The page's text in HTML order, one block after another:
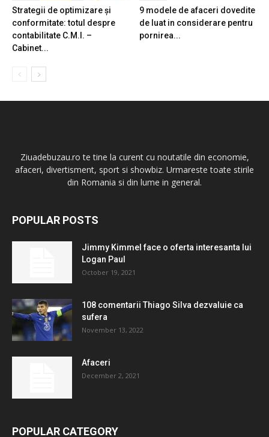
Strategii de optimizare și
conformitate: totul despre
contabilitate C.M.I. –
Cabinet...
9 modele de afaceri dovedite
de luat in considerare pentru
pornirea...
Ziuadebuzau.ro te tine la curent cu noutatile din economie,
afaceri, divertisment, sport si showbiz. Urmareste toate stirile
din Romania si din lume in general.
POPULAR POSTS
Jimmy Kimmel face o oferta interesanta lui
Logan Paul
October 19, 2021
108 comentarii Thiago Silva dezvaluie ca
sufera
November 13, 2022
Afaceri
December 2, 2021
POPULAR CATEGORY